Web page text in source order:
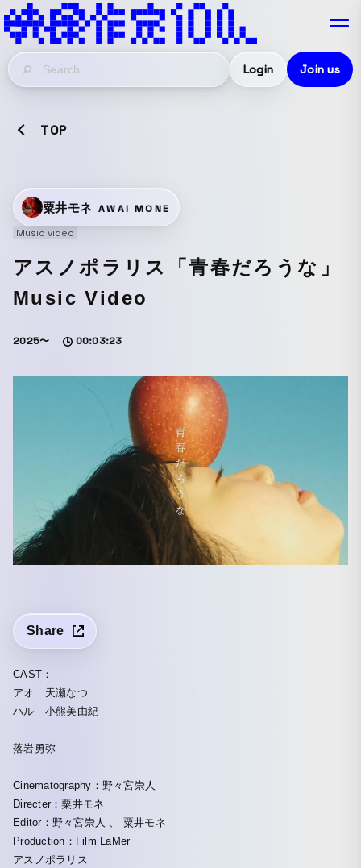
Login Join us
TOP
粟井モネ AWAI MONE
Music video
アスノポラリス「青春だろうな」
Music Video
2025〜 00:03:23
Share
CAST：
アオ 天瀬なつ
ハル 小熊美由紀
落岩勇弥
Cinematography：野々宮崇人
Directer：粟井モネ
Editor：野々宮崇人 、 粟井モネ
Production：Film LaMer
アスノポラリス